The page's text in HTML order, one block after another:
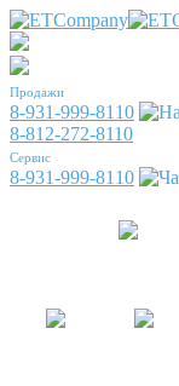
Продажи
8-931-999-8110
8-812-272-8110
Сервис
8-931-999-8110